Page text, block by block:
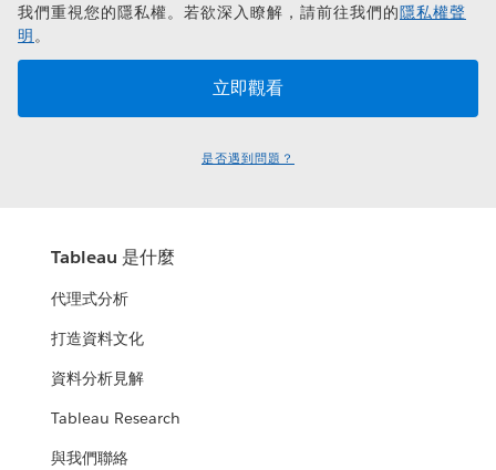
我們重視您的隱私權。若欲深入瞭解，請前往我們的隱私權聲
明。
是否遇到問題？
Tableau 是什麼
代理式分析
打造資料文化
資料分析見解
Tableau Research
與我們聯絡